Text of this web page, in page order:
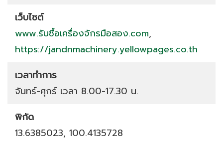
เว็บไซต์
www.รับซื้อเครื่องจักรมือสอง.com,
https://jandnmachinery.yellowpages.co.th
เวลาทำการ
จันทร์-ศุกร์ เวลา 8.00-17.30 น.
พิกัด
13.6385023, 100.4135728